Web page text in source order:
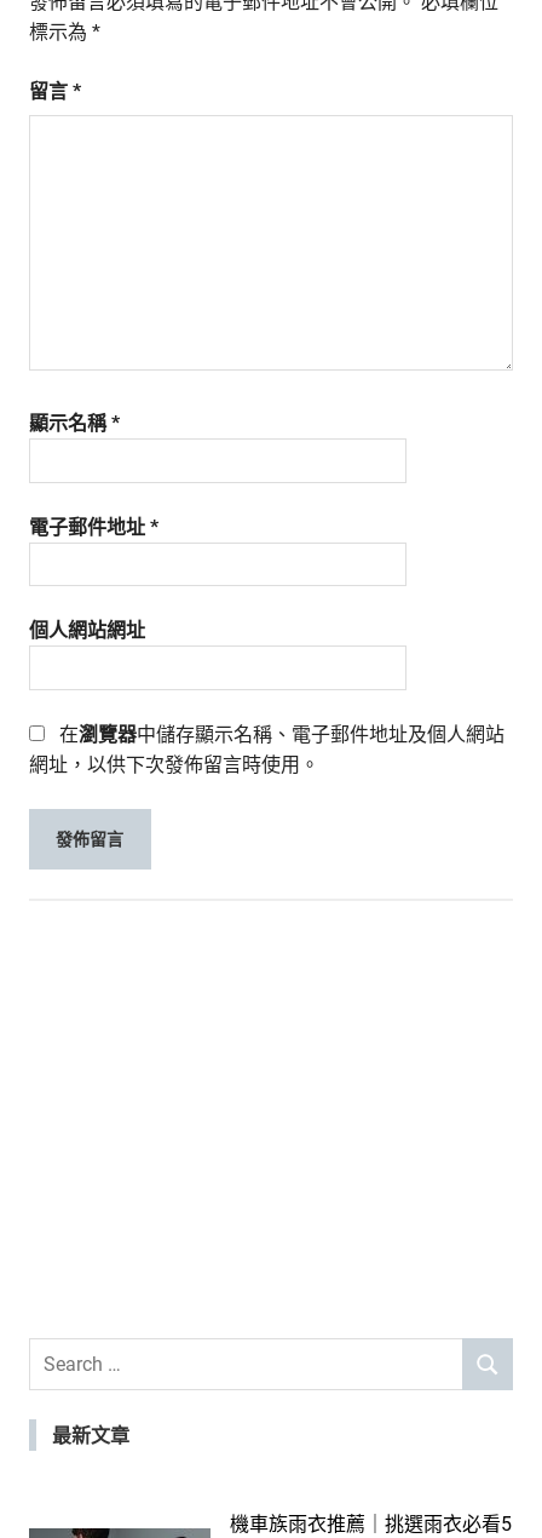
標示為 *
留言 *
顯示名稱*
電子郵件地址 *
個人網站網址
在瀏覽器中儲存顯示名稱、電子郵件地址及個人網站
網址，以供下次發佈留言時使用。
Search
SEARCH
最新文章
機車族雨衣推薦｜挑選雨衣必看5